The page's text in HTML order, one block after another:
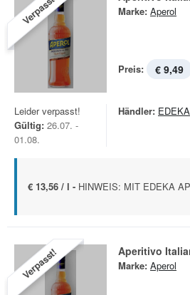
Verpasst! Marke: Aperol
Preis: € 9,49
Leider verpasst!
Gültig: 26.07. -
01.08.
Händler: EDEKA
€ 13,56 / l - HINWEIS: MIT EDEKA
Verpasst! Aperitivo
Marke: Aperol